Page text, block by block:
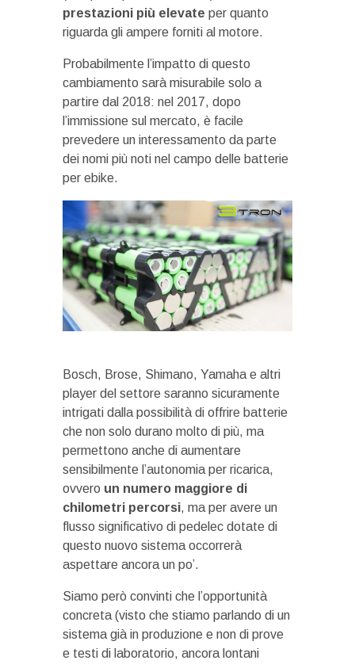
prestazioni più elevate per quanto
riguarda gli ampere forniti al motore.
Probabilmente l’impatto di questo
cambiamento sarà misurabile solo a
partire dal 2018: nel 2017, dopo
l’immissione sul mercato, è facile
prevedere un interessamento da parte
dei nomi più noti nel campo delle batterie
per ebike.
Bosch, Brose, Shimano, Yamaha e altri
player del settore saranno sicuramente
intrigati dalla possibilità di offrire batterie
che non solo durano molto di più, ma
permettono anche di aumentare
sensibilmente l’autonomia per ricarica,
ovvero un numero maggiore di
chilometri percorsi, ma per avere un
flusso significativo di pedelec dotate di
questo nuovo sistema occorrerà
aspettare ancora un po’.
Siamo però convinti che l’opportunità
concreta (visto che stiamo parlando di un
sistema già in produzione e non di prove
e testi di laboratorio, ancora lontani